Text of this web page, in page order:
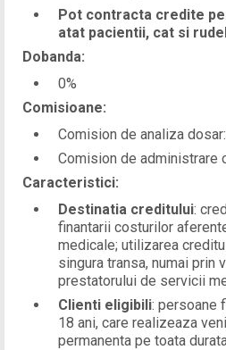
Pot contracta credite
atat pacientii, cat si
Dobanda:
0%
Comisioane:
Comision de analiza
Comision de administrare
Caracteristici:
Destinatia creditului:
finantarii costurilor
medicale; utilizarea
singura transa, numai prin
prestatorului de servicii
Clienti eligibili: persoane
18 ani, care realizeaza
permanenta pe toata